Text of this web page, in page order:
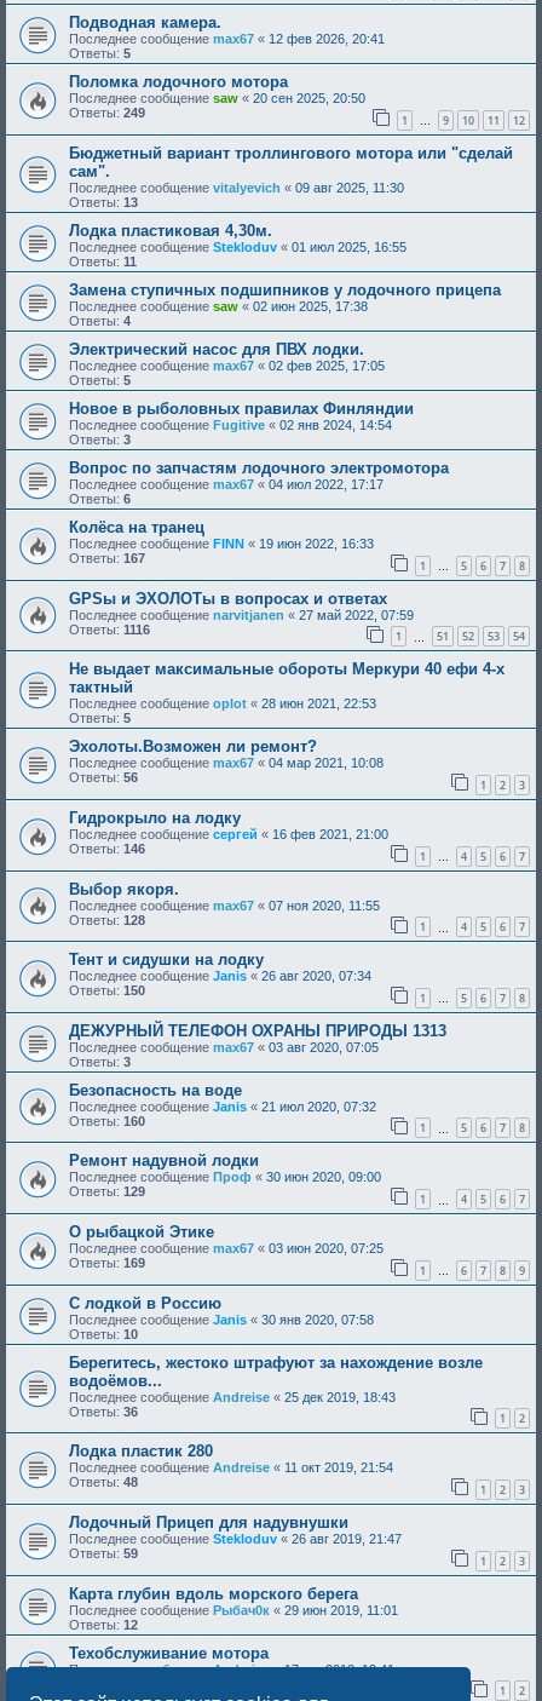
Подводная камера.
Последнее сообщение max67 « 12 фев 2026, 20:41
Ответы: 5
Поломка лодочного мотора
Последнее сообщение saw « 20 сен 2025, 20:50
Ответы: 249 1 … 9 10 11 12
Бюджетный вариант троллингового мотора или "сделай
сам".
Последнее сообщение vitalyevich « 09 авг 2025, 11:30
Ответы: 13
Лодка пластиковая 4,30м.
Последнее сообщение Stekloduv « 01 июл 2025, 16:55
Ответы: 11
Замена ступичных подшипников у лодочного прицепа
Последнее сообщение saw « 02 июн 2025, 17:38
Ответы: 4
Электрический насос для ПВХ лодки.
Последнее сообщение max67 « 02 фев 2025, 17:05
Ответы: 5
Новое в рыболовных правилах Финляндии
Последнее сообщение Fugitive « 02 янв 2024, 14:54
Ответы: 3
Вопрос по запчастям лодочного электромотора
Последнее сообщение max67 « 04 июл 2022, 17:17
Ответы: 6
Колёса на транец
Последнее сообщение FINN « 19 июн 2022, 16:33
Ответы: 167 1 … 5 6 7 8
GPSы и ЭХОЛОТы в вопросах и ответах
Последнее сообщение narvitjanen « 27 май 2022, 07:59
Ответы: 1116 1 51 52 53 54
Не выдает максимальные обороты Меркури 40 ефи 4-х
тактный
Последнее сообщение oplot « 28 июн 2021, 22:53
Ответы: 5
Эхолоты.Возможен ли ремонт?
Последнее сообщение max67 « 04 мар 2021, 10:08
Ответы: 56 1 2 3
Гидрокрыло на лодку
Последнее сообщение сергей « 16 фев 2021, 21:00
Ответы: 146 1 4 5 6 7
Выбор якоря.
Последнее сообщение max67 « 07 ноя 2020, 11:55
Ответы: 128 1 4 5 6 7
Тент и сидушки на лодку
Последнее сообщение Janis « 26 авг 2020, 07:34
Ответы: 150 1 … 5 6 7 8
ДЕЖУРНЫЙ ТЕЛЕФОН ОХРАНЫ ПРИРОДЫ 1313
Последнее сообщение max67 « 03 авг 2020, 07:05
Ответы: 3
Безопасность на воде
Последнее сообщение Janis « 21 июл 2020, 07:32
Ответы: 160 1 5 6 7 8
Ремонт надувной лодки
Последнее сообщение Проф « 30 июн 2020, 09:00
Ответы: 129 1 4 5 6 7
О рыбацкой Этике
Последнее сообщение max67 « 03 июн 2020, 07:25
Ответы: 169 1 … 6 7 8 9
С лодкой в Россию
Последнее сообщение Janis « 30 янв 2020, 07:58
Ответы: 10
Берегитесь, жестоко штрафуют за нахождение возле
водоёмов...
Последнее сообщение Andreise « 25 дек 2019, 18:43
Ответы: 36 1 2
Лодка пластик 280
Последнее сообщение Andreise « 11 окт 2019, 21:54
Ответы: 48 1 2 3
Лодочный Прицеп для надувнушки
Последнее сообщение Stekloduv « 26 авг 2019, 21:47
Ответы: 59 1 2 3
Карта глубин вдоль морского берега
Последнее сообщение Рыбач0к « 29 июн 2019, 11:01
Ответы: 12
Техобслуживание мотора
Последнее сообщениеAndreise«17 окт 2018, 13:41
1 2